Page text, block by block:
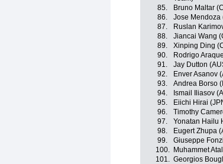
85. Bruno Maltar
86.
Jose Mendoza
87.
Ruslan
88.
Jiancai Wang
89.
Xinping Ding
90.
Rodrigo
91.
Jay Dutton
92.
Enver Asanov
93.
Andrea Borso
94.
Ismail Iliasov
95.
Eiichi Hirai
96.
Timothy
97.
Yonatan Hailu
98.
Eugert Zhupa
99.
Giuseppe
100.
Muhammet
101. Georgios